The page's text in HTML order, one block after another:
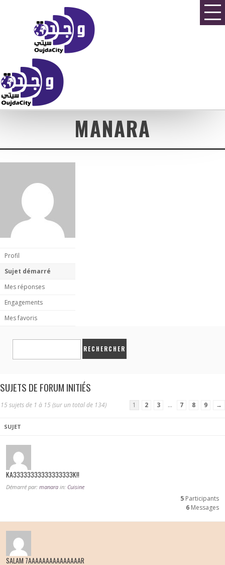
MANARA
Profil
Sujet démarré
Mes réponses
Engagements
Mes favoris
SUJETS DE FORUM INITIÉS
15 sujets de 1 à 15 (sur un total de 134) 1 2 3 … 7 8 9 →
SUJET
KA33333333333333333K!!
Démarré par: manara in: Cuisine
5 Participants
6 Messages
SALAM 7AAAAAAAAAAAAAAAR